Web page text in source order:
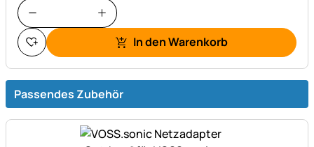
In den Warenkorb
Passendes Zubehör